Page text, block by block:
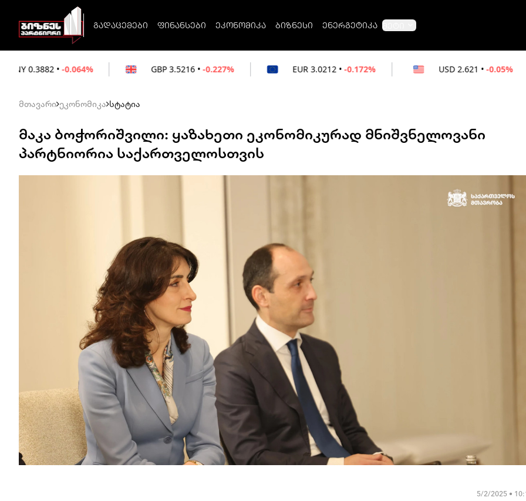
გადაცემები ფინანსები ეკონომიკა ბიზნესი ენერგეტიკა მეტი
GBP 3.5216 • -0.227% EUR 3.0212 • -0.172% USD • -0.05% RUB
მთავარი ეკონომიკა სტატია
მაკა ბოჭორიშვილი: ყაზახეთი ეკონომიკურად მნიშვნელოვანი
პარტნიორია საქართველოსთვის
5/2/2025 •